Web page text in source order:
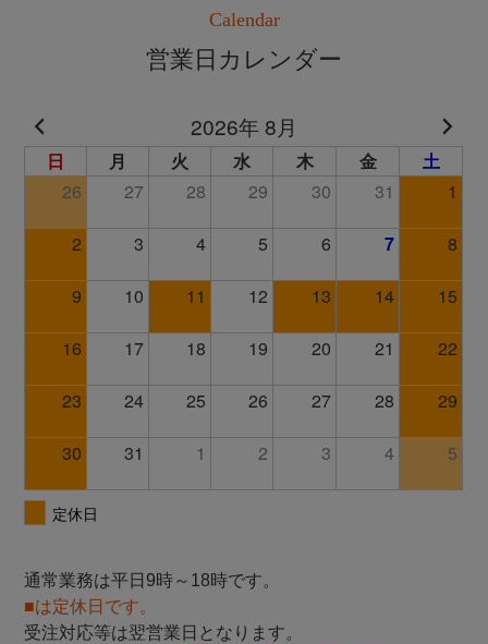
Calendar
営業日カレンダー
通常業務は平日9時～18時です。
■は定休日です。
受注対応等は翌営業日となります。